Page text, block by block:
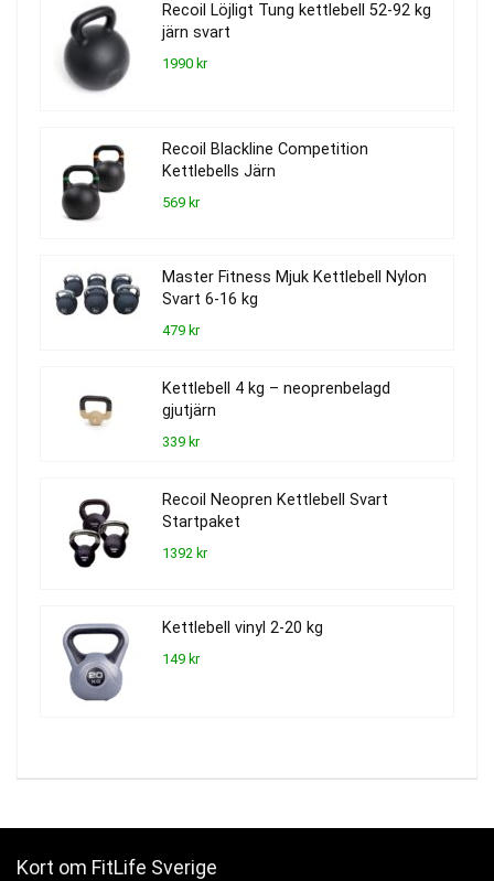
Recoil Löjligt Tung kettlebell 52-92 kg
järn svart
1990 kr
Recoil Blackline Competition
Kettlebells Järn
569 kr
Master Fitness Mjuk Kettlebell Nylon
Svart 6-16 kg
479 kr
Kettlebell 4 kg – neoprenbelagd
gjutjärn
339 kr
Recoil Neopren Kettlebell Svart
Startpaket
1392 kr
Kettlebell vinyl 2-20 kg
149 kr
Kort om FitLife Sverige